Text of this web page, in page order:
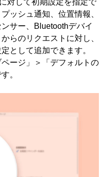
対して初期設定を指定で
ッシュ通知、位置情報、
サー、Bluetoothデバイ
らのリクエストに対し、
として追加できます。
ージ」＞「デフォルトの
。